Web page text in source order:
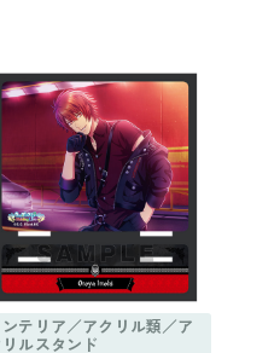
ンテリア／アクリル類／ア
リルスタンド